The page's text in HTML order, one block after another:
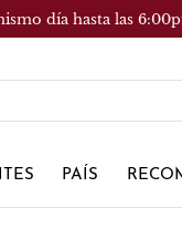
día hasta las
PAÍS